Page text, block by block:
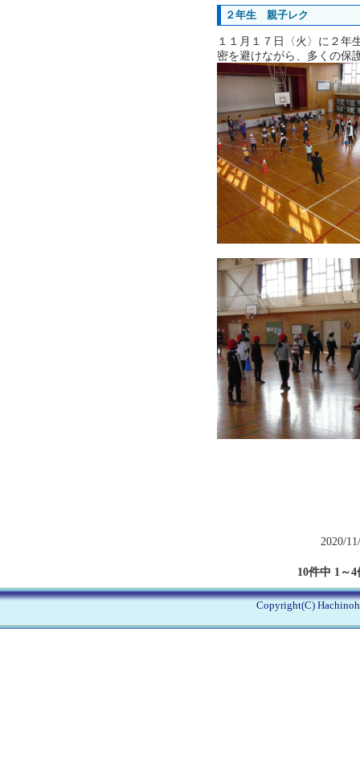
２年生 親子レク
１１月１７日〈火〉に２年
密を避けながら、多くの保
2020/
10件中 1～4
Copyright(C)